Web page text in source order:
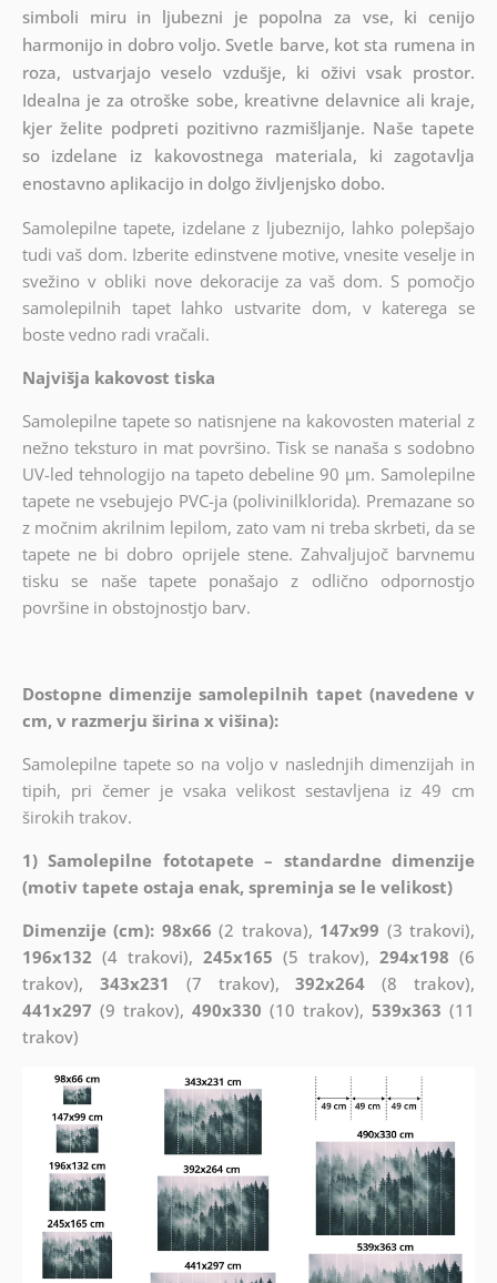
simboli miru in ljubezni je popolna za vse, ki cenijo
harmonijo in dobro voljo. Svetle barve, kot sta rumena in
roza, ustvarjajo veselo vzdušje, ki oživi vsak prostor.
Idealna je za otroške sobe, kreativne delavnice ali kraje,
kjer želite podpreti pozitivno razmišljanje. Naše tapete
so izdelane iz kakovostnega materiala, ki zagotavlja
enostavno aplikacijo in dolgo življenjsko dobo.
Samolepilne tapete, izdelane z ljubeznijo, lahko polepšajo
tudi vaš dom. Izberite edinstvene motive, vnesite veselje in
svežino v obliki nove dekoracije za vaš dom. S pomočjo
samolepilnih tapet lahko ustvarite dom, v katerega se
boste vedno radi vračali.
Najvišja kakovost tiska
Samolepilne tapete so natisnjene na kakovosten material z
nežno teksturo in mat površino. Tisk se nanaša s sodobno
UV-led tehnologijo na tapeto debeline 90 µm. Samolepilne
tapete ne vsebujejo PVC-ja (polivinilklorida). Premazane so
z močnim akrilnim lepilom, zato vam ni treba skrbeti, da se
tapete ne bi dobro oprijele stene. Zahvaljujoč barvnemu
tisku se naše tapete ponašajo z odlično odpornostjo
površine in obstojnostjo barv.
Dostopne dimenzije samolepilnih tapet (navedene v
cm, v razmerju širina x višina):
Samolepilne tapete so na voljo v naslednjih dimenzijah in
tipih, pri čemer je vsaka velikost sestavljena iz 49 cm
širokih trakov.
1) Samolepilne fototapete – standardne dimenzije
(motiv tapete ostaja enak, spreminja se le velikost)
Dimenzije (cm): 98x66 (2 trakova), 147x99 (3 trakovi),
196x132 (4 trakovi), 245x165 (5 trakov),294x198 (6
trakov), 343x231 (7 trakov),392x264 (8 trakov),
441x297 (9 trakov), 490x330 (10 trakov),539x363 (11
trakov)